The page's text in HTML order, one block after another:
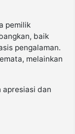
pemilik
baik
pengalaman.
melainkan
apresiasi dan